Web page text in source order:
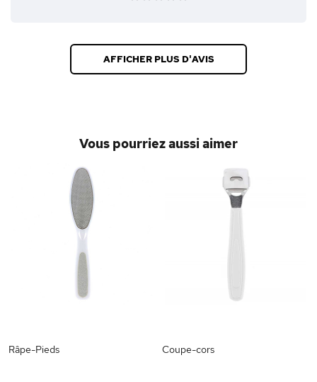
AFFICHER PLUS D'AVIS
Vous pourriez aussi aimer
Râpe-Pieds Coupe-cors